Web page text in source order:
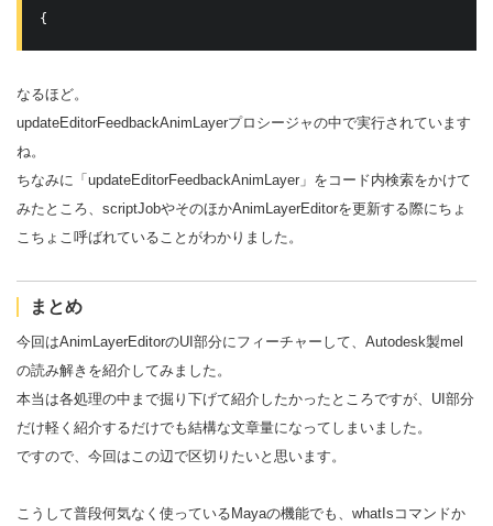
{
なるほど。
updateEditorFeedbackAnimLayerプロシージャの中で実行されています
ね。
ちなみに「updateEditorFeedbackAnimLayer」をコード内検索をかけて
みたところ、scriptJobやそのほかAnimLayerEditorを更新する際にちょ
こちょこ呼ばれていることがわかりました。
まとめ
今回はAnimLayerEditorのUI部分にフィーチャーして、Autodesk製mel
の読み解きを紹介してみました。
本当は各処理の中まで掘り下げて紹介したかったところですが、UI部分
だけ軽く紹介するだけでも結構な文章量になってしまいました。
ですので、今回はこの辺で区切りたいと思います。
こうして普段何気なく使っているMayaの機能でも、whatIsコマンドか